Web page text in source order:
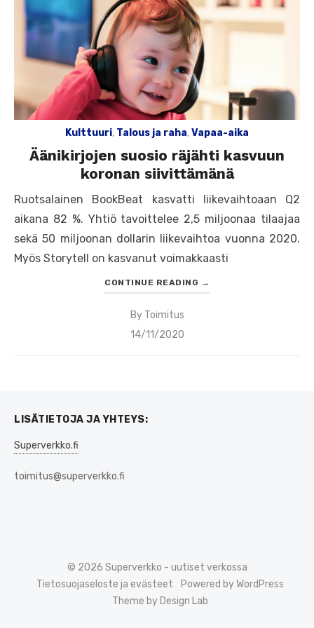
Kulttuuri, Talous ja raha,Vapaa-aika
Äänikirjojen suosio räjähti kasvuun
koronan siivittämänä
Ruotsalainen BookBeat kasvatti liikevaihtoaan Q2
aikana 82 %. Yhtiö tavoittelee 2,5 miljoonaa tilaajaa
sekä 50 miljoonan dollarin liikevaihtoa vuonna 2020.
Myös Storytell on kasvanut voimakkaasti
CONTINUE READING →
By Toimitus
Posted
14/11/2020
LISÄTIETOJA JA YHTEYS:
Superverkko.fi
toimitus@superverkko.fi
© 2026 Superverkko - uutiset verkossa
Tietosuojaseloste ja evästeet
Powered by WordPress
Theme by Design Lab